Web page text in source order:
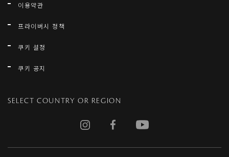
이용약관
프라이버시 정책
쿠키 설정
쿠키 공지
SELECT COUNTRY OR REGION